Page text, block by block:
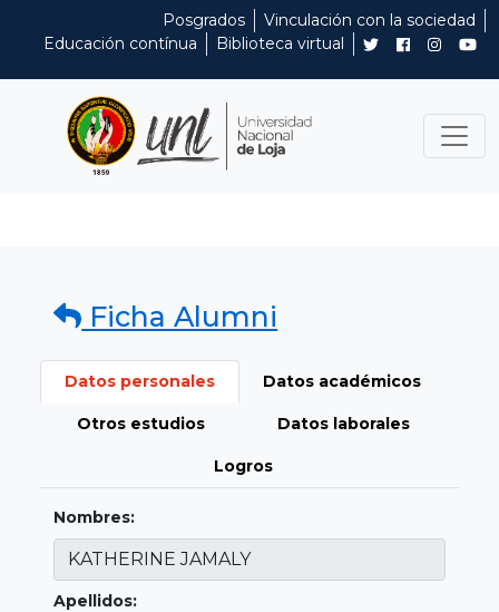
Posgrados
Vinculación con la sociedad
Educación contínua
Biblioteca virtual
Ficha Alumni
Datos personales Datos académicos
Otros estudios Datos laborales
Logros
Nombres:
Apellidos: